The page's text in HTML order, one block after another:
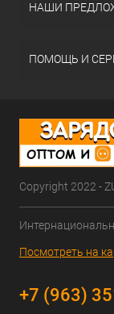
НАШИ
ПОМОЩЬ И
Copyright 2022 -
Посмотреть на
+7 (963)